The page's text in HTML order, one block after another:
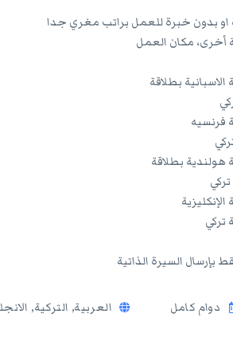
بدون خبرة للعمل براتب مغري جدا
أخرى، مكان العمل
بطلاقة
فرنسيه
بطلاقة
تركي
بإرسال السيرة الذاتية
دوام كامل العربية, التركية,